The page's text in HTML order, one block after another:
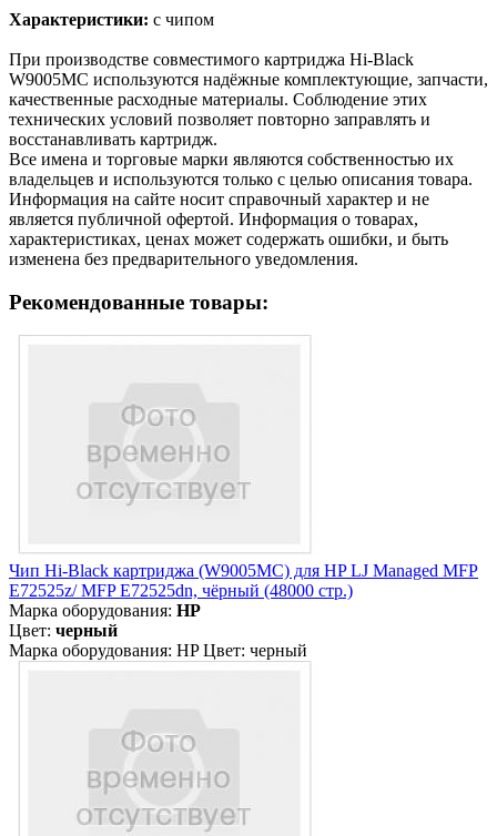
Характеристики: с чипом
При производстве совместимого картриджа Hi-Black
W9005MC используются надёжные комплектующие, запчасти,
качественные расходные материалы. Соблюдение этих
технических условий позволяет повторно заправлять и
восстанавливать картридж.
Все имена и торговые марки являются собственностью их
владельцев и используются только с целью описания товара.
Информация на сайте носит справочный характер и не
является публичной офертой. Информация о товарах,
характеристиках, ценах может содержать ошибки, и быть
изменена без предварительного уведомления.
Рекомендованные товары:
Чип Hi-Black картриджа (W9005MC) для HP LJ Managed MFP
E72525z/ MFP E72525dn, чёрный (48000 стр.)
Марка оборудования: HP
Цвет: черный
Марка оборудования: HP Цвет: черный